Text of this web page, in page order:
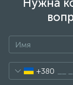
+380